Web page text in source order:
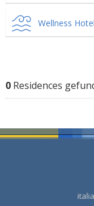
Wellness
0Residences